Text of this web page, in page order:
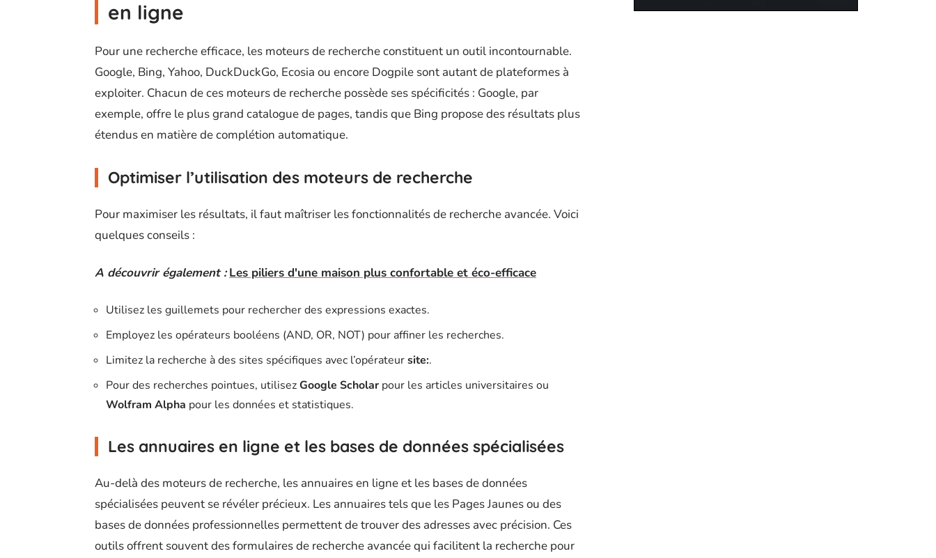
en ligne
Pour une recherche efficace, les moteurs de recherche constituent un outil incontournable.
Google, Bing, Yahoo, DuckDuckGo, Ecosia ou encore Dogpile sont autant de plateformes à
exploiter. Chacun de ces moteurs de recherche possède ses spécificités : Google, par
exemple, offre le plus grand catalogue de pages, tandis que Bing propose des résultats plus
étendus en matière de complétion automatique.
Optimiser l’utilisation des moteurs de recherche
Pour maximiser les résultats, il faut maîtriser les fonctionnalités de recherche avancée. Voici
quelques conseils :
A découvrir également : Les piliers d'une maison plus confortable et éco-efficace
Utilisez les guillemets pour rechercher des expressions exactes.
Employez les opérateurs booléens (AND, OR, NOT) pour affiner les recherches.
Limitez la recherche à des sites spécifiques avec l’opérateursite:.
Pour des recherches pointues, utilisezGoogle Scholar pour les articles universitaires ou
Wolfram Alpha pour les données et statistiques.
Les annuaires en ligne et les bases de données spécialisées
Au-delà des moteurs de recherche, les annuaires en ligne et les bases de données
spécialisées peuvent se révéler précieux. Les annuaires tels que les Pages Jaunes ou des
bases de données professionnelles permettent de trouver des adresses avec précision. Ces
outils offrent souvent des formulaires de recherche avancée qui facilitent la recherche pour